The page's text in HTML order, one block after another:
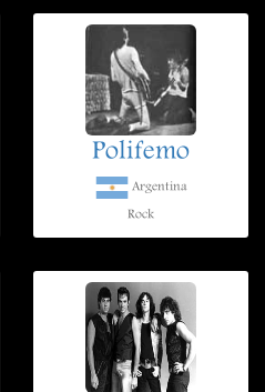
Polifemo
Argentina
Rock